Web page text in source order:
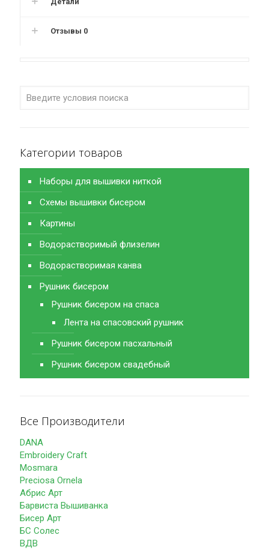
Отзывы 0
Категории товаров
Наборы для вышивки ниткой
Схемы вышивки бисером
Картины
Водорастворимый флизелин
Водорастворимая канва
Рушник бисером
Рушник бисером на спаса
Лента на спасовский рушник
Рушник бисером пасхальный
Рушник бисером свадебный
Все Производители
DANA
Embroidery Craft
Mosmara
Preciosa Ornela
Абрис Арт
Барвиста Вышиванка
Бисер Арт
БС Солес
ВДВ